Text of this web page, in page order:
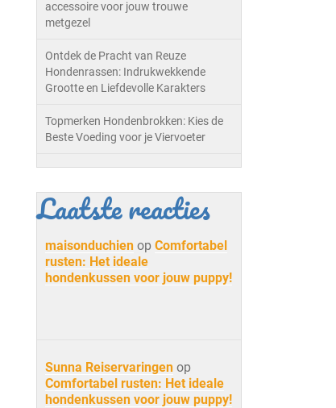
accessoire voor jouw trouwe
metgezel
Ontdek de Pracht van Reuze
Hondenrassen: Indrukwekkende
Grootte en Liefdevolle Karakters
Topmerken Hondenbrokken: Kies de
Beste Voeding voor je Viervoeter
Laatste reacties
maisonduchien op Comfortabel
rusten: Het ideale
hondenkussen voor jouw puppy!
Sunna Reiservaringen op
Comfortabel rusten: Het ideale
hondenkussen voor jouw puppy!